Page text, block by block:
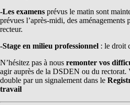
-Les examens prévus le matin sont
prévues l’après-midi, des aménagements
recteur.
-Stage en milieu professionnel : le droit
N’hésitez pas à nous remonter vos
agir auprès de la DSDEN ou du rectorat.
double par un signalement dans le
travail